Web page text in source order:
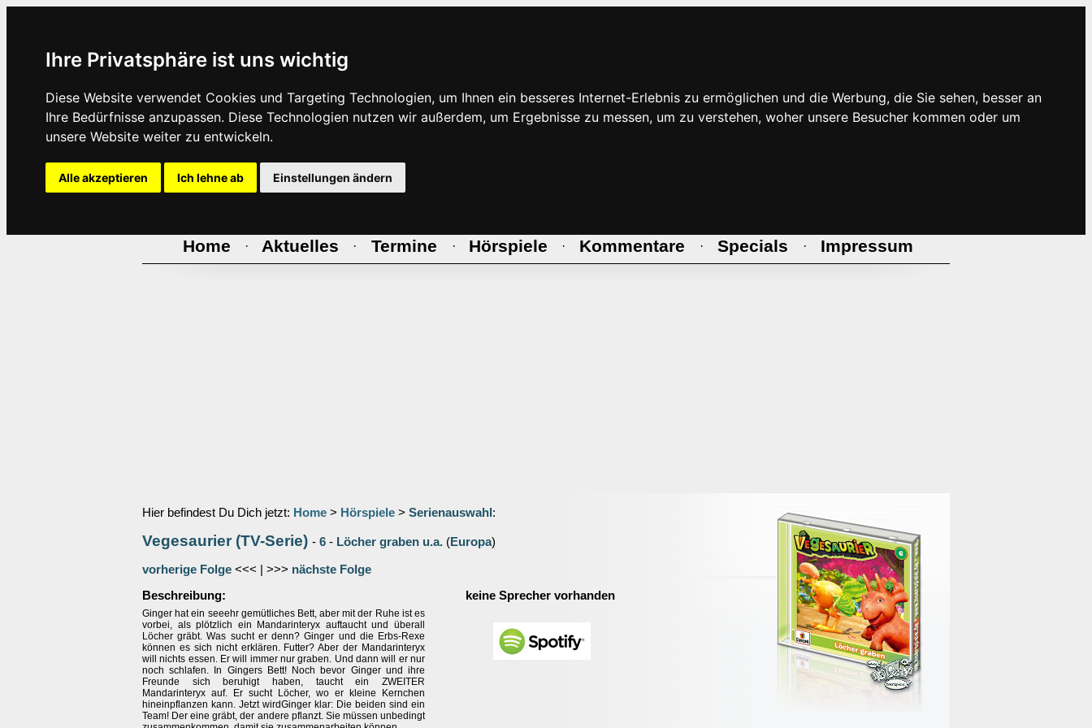
Ihre Privatsphäre ist uns wichtig
Diese Website verwendet Cookies und Targeting Technologien, um Ihnen ein besseres Internet-Erlebnis zu ermöglichen und die Werbung, die Sie sehen, besser an
Ihre Bedürfnisse anzupassen. Diese Technologien nutzen wir außerdem, um Ergebnisse zu messen, um zu verstehen, woher unsere Besucher kommen oder um
unsere Website weiter zu entwickeln.
Alle akzeptieren Ich lehne ab Einstellungen ändern
Home · Aktuelles · Termine · Hörspiele · Kommentare · Specials · Impressum
Hier befindest Du Dich jetzt: Home > Hörspiele > Serienauswahl :
Vegesaurier (TV-Serie) - 6 - Löcher graben u.a. (Europa)
vorherige Folge <<< | >>> nächste Folge
Beschreibung:
Ginger hat ein seeehr gemütliches Bett, aber mit der Ruhe ist es
vorbei, als plötzlich ein Mandarinteryx auftaucht und überall
Löcher gräbt. Was sucht er denn? Ginger und die Erbs-Rexe
können es sich nicht erklären. Futter? Aber der Mandarinteryx
will nichts essen. Er will immer nur graben. Und dann will er nur
noch schlafen. In Gingers Bett! Noch bevor Ginger und ihre
Freunde sich beruhigt haben, taucht ein ZWEITER
Mandarinteryx auf. Er sucht Löcher, wo er kleine Kernchen
hineinpflanzen kann. Jetzt wirdGinger klar: Die beiden sind ein
Team! Der eine gräbt, der andere pflanzt. Sie müssen unbedingt
keine Sprecher vorhanden